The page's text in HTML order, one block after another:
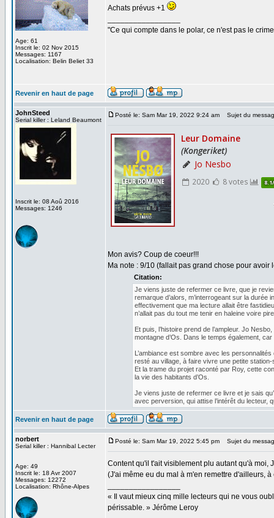
Age: 61
Inscrit le: 02 Nov 2015
Messages: 1167
Localisation: Belin Beliet 33
Achats prévus +1
"Ce qui compte dans le polar, ce n'est pas le
Revenir en haut de page
JohnSteed
Serial killer : Leland Beaumont
Inscrit le: 08 Aoû 2016
Messages: 1246
Posté le: Sam Mar 19, 2022 9:24 am Sujet du
Mon avis? Coup de coeur!!!
Ma note : 9/10 (fallait pas grand chose pour avoir
Citation:
Je viens juste de refermer ce livre, que je
remarque d’alors, m’interrogeant sur la
effectivement que ma lecture allait être
n’allait pas du tout me tenir en haleine voire
Et puis, l’histoire prend de l’ampleur. Jo
montagne d’Os. Dans le temps également,
L’ambiance est sombre avec les
resté au village, à faire vivre une petite
Et la trame du projet raconté par Roy, cette
la vie des habitants d’Os.
Je viens juste de refermer ce livre et je sais
avec perversion, qui attise l’intérêt du lecteur,
Revenir en haut de page
norbert
Serial killer : Hannibal Lecter
Age: 49
Inscrit le: 18 Avr 2007
Messages: 12272
Localisation: Rhône-Alpes
Posté le: Sam Mar 19, 2022 5:45 pm Sujet du
Content qu'il t'ait visiblement plu autant qu'à moi,
(J'ai même eu du mal à m'en remettre d'ailleurs,
« Il vaut mieux cinq mille lecteurs qui ne vous
périssable. » Jérôme Leroy